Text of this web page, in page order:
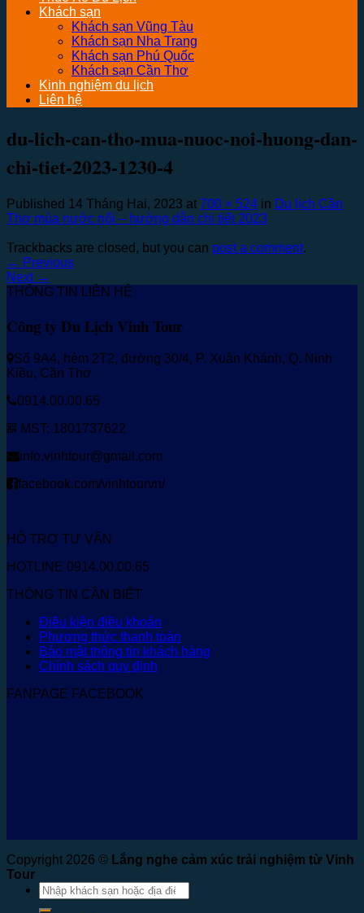
Khách sạn
Khách sạn Vũng Tàu
Khách sạn Nha Trang
Khách sạn Phú Quốc
Khách sạn Cần Thơ
Kinh nghiệm du lịch
Liên hệ
du-lich-can-tho-mua-nuoc-noi-huong-dan-
chi-tiet-2023-1230-4
Published 14 Tháng Hai, 2023 at 700 × 524 in Du lịch Cần
Thơ mùa nước nổi – hướng dẫn chi tiết 2023
Trackbacks are closed, but you can post a comment.
← Previous
Next →
THÔNG TIN LIÊN HỆ
Công ty Du Lịch Vinh Tour
Số 9A4, hẻm 2T2, đường 30/4, P. Xuân Khánh, Q. Ninh
Kiều, Cần Thơ
0914.00.00.65
MST: 1801737622
info.vinhtour@gmail.com
facebook.com/vinhtourvn/
HỖ TRỢ TƯ VẤN
HOTLINE 0914.00.00.65
THÔNG TIN CẦN BIẾT
Điều kiện điều khoản
Phương thức thanh toán
Bảo mật thông tin khách hàng
Chính sách quy định
FANPAGE FACEBOOK
Copyright 2026 © Lắng nghe cảm xúc trải nghiệm từ Vinh
Tour
Tìm
kiếm: